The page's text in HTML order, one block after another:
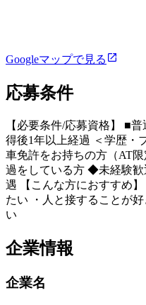
Googleマップで見る
応募条件
【必要条件/応募資格】 ■
得後1年以上経過 ＜学歴
車免許をお持ちの方（AT
過をしている方 ◆未経験
遇 【こんな方におすすめ
たい ・人と接することが
い
企業情報
企業名